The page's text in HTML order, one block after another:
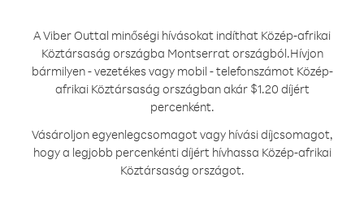
A Viber Outtal minőségi hívásokat indíthat Közép-afrikai
Köztársaság országba Montserrat országból.Hívjon
bármilyen - vezetékes vagy mobil - telefonszámot Közép-
afrikai Köztársaság országban akár $1.20 díjért
percenként.
Vásároljon egyenlegcsomagot vagy hívási díjcsomagot,
hogy a legjobb percenkénti díjért hívhassa Közép-afrikai
Köztársaság országot.